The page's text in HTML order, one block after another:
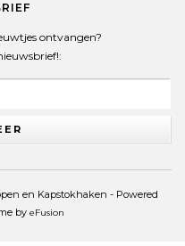
ontvangen?
en Kapstokhaken - Powered
by eFusion